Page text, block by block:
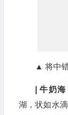
▲ 将中
| 牛奶海
湖，状如水